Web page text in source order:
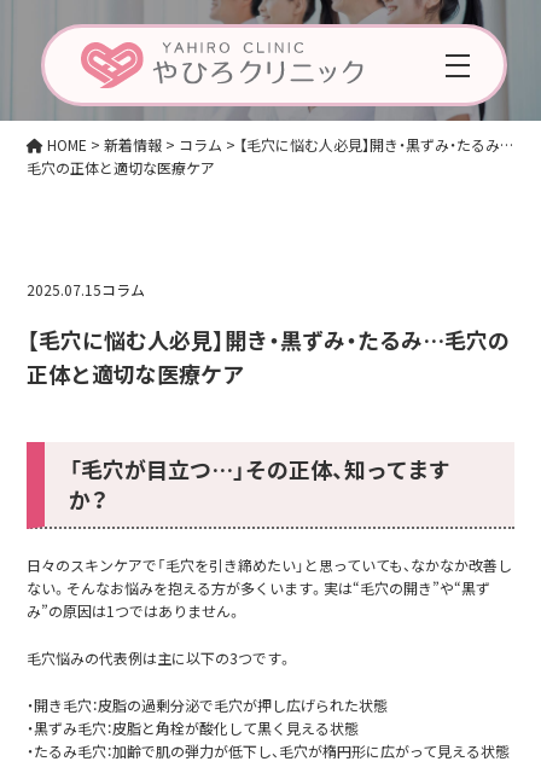
Column
コラム
HOME >新着情報 > コラム > 【毛穴に悩む人必見】開き・黒ずみ・たるみ…
毛穴の正体と適切な医療ケア
2025.07.15コラム
【毛穴に悩む人必見】開き・黒ずみ・たるみ…毛穴の
正体と適切な医療ケア
「毛穴が目立つ…」その正体、知ってます
か？
日々のスキンケアで「毛穴を引き締めたい」と思っていても、なかなか改善し
ない。そんなお悩みを抱える方が多くいます。実は“毛穴の開き”や“黒ず
み”の原因は1つではありません。
毛穴悩みの代表例は主に以下の3つです。
・開き毛穴：皮脂の過剰分泌で毛穴が押し広げられた状態
・黒ずみ毛穴：皮脂と角栓が酸化して黒く見える状態
・たるみ毛穴：加齢で肌の弾力が低下し、毛穴が楕円形に広がって見える状態